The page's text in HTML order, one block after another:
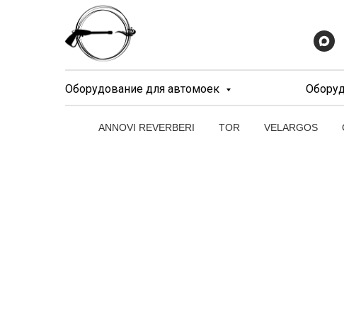
ANNOVI REVERBERI TOR VELARGOS
Оборудование для автомоек